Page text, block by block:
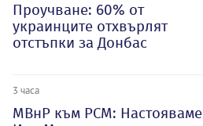
Проучване: 60% от
украинците отхвърлят
отстъпки за Донбас
3 часа
МВнР към РСМ: Настояваме